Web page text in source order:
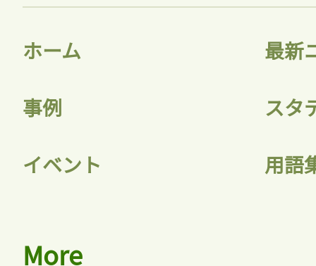
ホーム 最新
事例 スタ
イベント 用語
More